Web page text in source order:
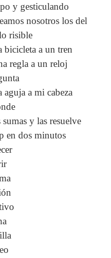
y gesticulando
nosotros los del
risible
bicicleta a un tren
regla a un reloj
aguja a mi cabeza
y las resuelve
en dos minutos